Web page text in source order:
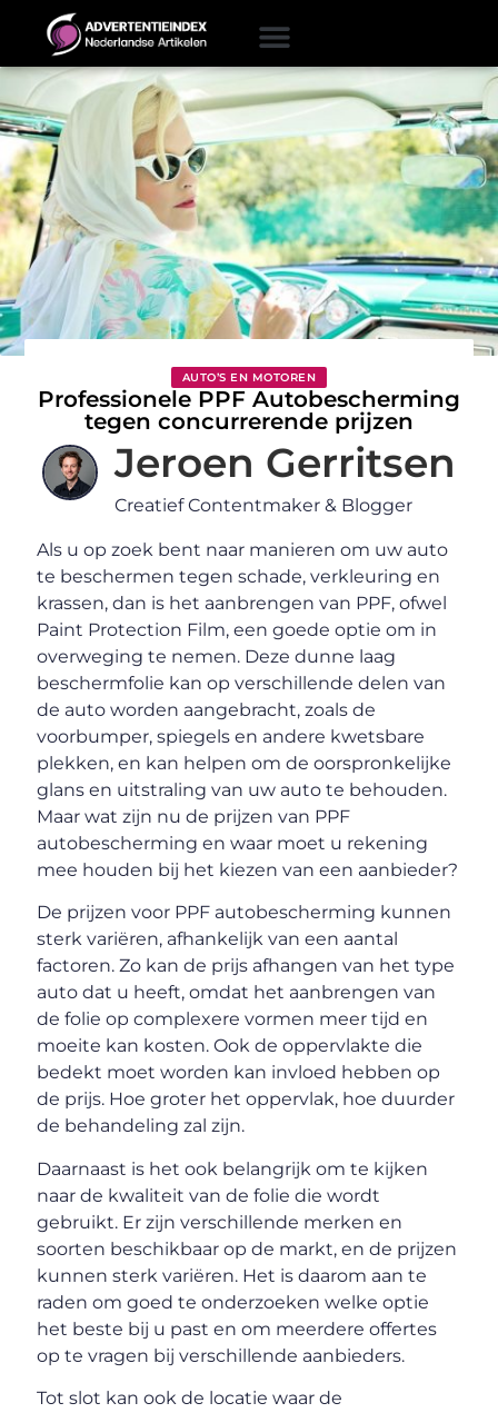
AUTO’S EN MOTOREN
Professionele PPF Autobescherming
tegen concurrerende prijzen
Jeroen Gerritsen
Creatief Contentmaker & Blogger
Als u op zoek bent naar manieren om uw auto
te beschermen tegen schade, verkleuring en
krassen, dan is het aanbrengen van PPF, ofwel
Paint Protection Film, een goede optie om in
overweging te nemen. Deze dunne laag
beschermfolie kan op verschillende delen van
de auto worden aangebracht, zoals de
voorbumper, spiegels en andere kwetsbare
plekken, en kan helpen om de oorspronkelijke
glans en uitstraling van uw auto te behouden.
Maar wat zijn nu de prijzen van PPF
autobescherming en waar moet u rekening
mee houden bij het kiezen van een aanbieder?
De prijzen voor PPF autobescherming kunnen
sterk variëren, afhankelijk van een aantal
factoren. Zo kan de prijs afhangen van het type
auto dat u heeft, omdat het aanbrengen van
de folie op complexere vormen meer tijd en
moeite kan kosten. Ook de oppervlakte die
bedekt moet worden kan invloed hebben op
de prijs. Hoe groter het oppervlak, hoe duurder
de behandeling zal zijn.
Daarnaast is het ook belangrijk om te kijken
naar de kwaliteit van de folie die wordt
gebruikt. Er zijn verschillende merken en
soorten beschikbaar op de markt, en de prijzen
kunnen sterk variëren. Het is daarom aan te
raden om goed te onderzoeken welke optie
het beste bij u past en om meerdere offertes
op te vragen bij verschillende aanbieders.
Tot slot kan ook de locatie waar de